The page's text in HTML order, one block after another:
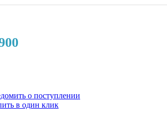
о поступлении
в один клик